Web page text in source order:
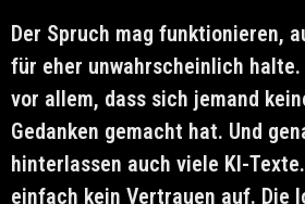
Der Spruch mag funktionieren,
für eher unwahrscheinlich halte.
vor allem, dass sich jemand
Gedanken gemacht hat. Und
hinterlassen auch viele KI-
einfach kein Vertrauen auf. Die